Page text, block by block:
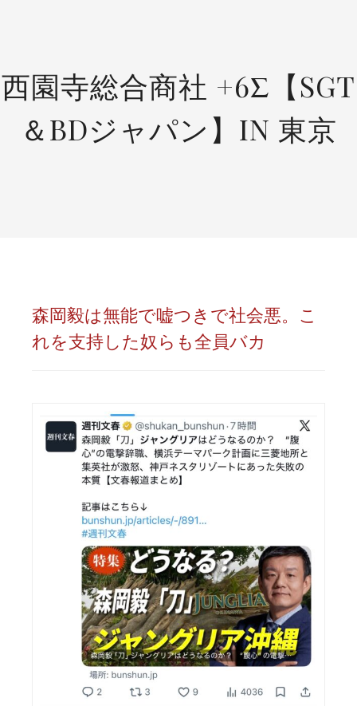
西園寺総合商社 +6Σ【SGT
＆BDジャパン】IN 東京
森岡毅は無能で嘘つきで社会悪。こ
れを支持した奴らも全員バカ